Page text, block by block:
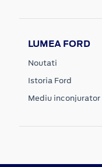
LUMEA FORD
Noutati
Istoria Ford
Mediu inconjurator